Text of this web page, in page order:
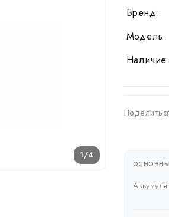
1/4
Бренд:
Модель:
Наличие: